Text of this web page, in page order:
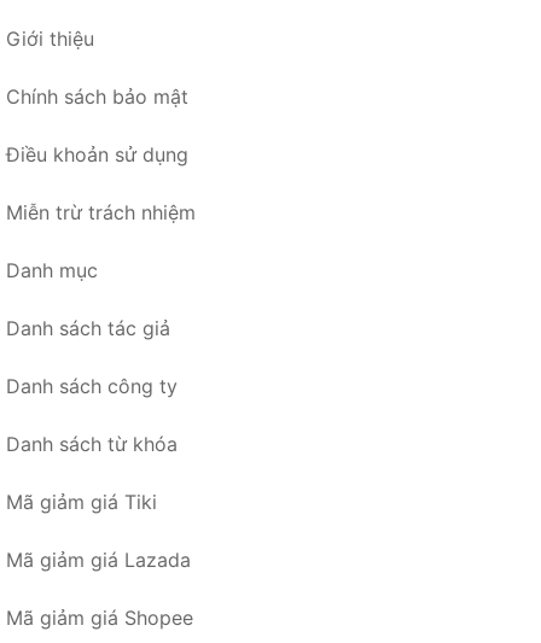
Giới thiệu
Chính sách bảo mật
Điều khoản sử dụng
Miễn trừ trách nhiệm
Danh mục
Danh sách tác giả
Danh sách công ty
Danh sách từ khóa
Mã giảm giá Tiki
Mã giảm giá Lazada
Mã giảm giá Shopee